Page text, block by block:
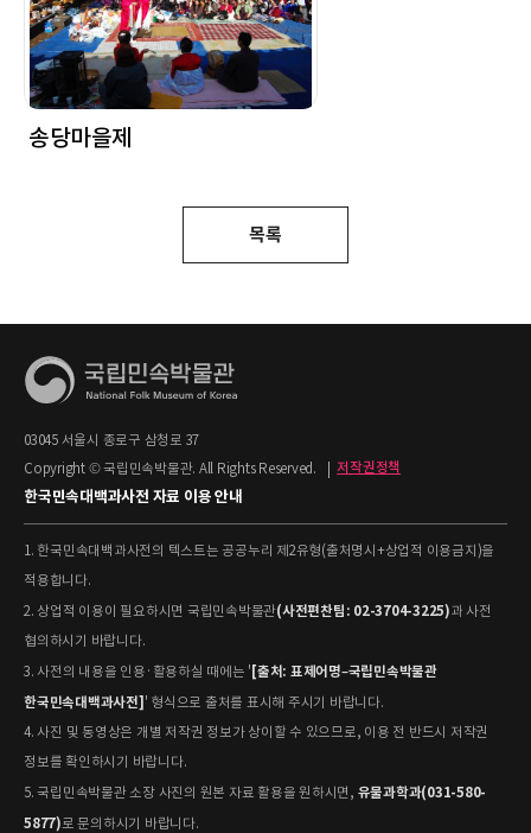
송당마을제
목록
03045 서울시 종로구 삼청로 37
Copyright © 국립민속박물관. All Rights Reserved.
저작권정책
한국민속대백과사전 자료 이용 안내
1. 한국민속대백과사전의 텍스트는 공공누리 제2유형(출처명시+상업적 이용금지)을
적용합니다.
2. 상업적 이용이 필요하시면 국립민속박물관(사전편찬팀: 02-3704-3225)과 사전
협의하시기 바랍니다.
3. 사전의 내용을 인용·활용하실 때에는 '[출처: 표제어명–국립민속박물관
한국민속대백과사전]' 형식으로 출처를 표시해 주시기 바랍니다.
4. 사진 및 동영상은 개별 저작권 정보가 상이할 수 있으므로, 이용 전 반드시 저작권
정보를 확인하시기 바랍니다.
5. 국립민속박물관 소장 사진의 원본 자료 활용을 원하시면, 유물과학과(031-580-
5877) 로 문의하시기 바랍니다.